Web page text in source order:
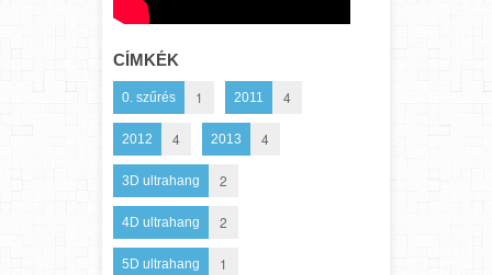
CÍMKÉK
0. szűrés 1 2011 4
2012 4 2013 4
3D ultrahang 2
4D ultrahang 2
5D ultrahang 1